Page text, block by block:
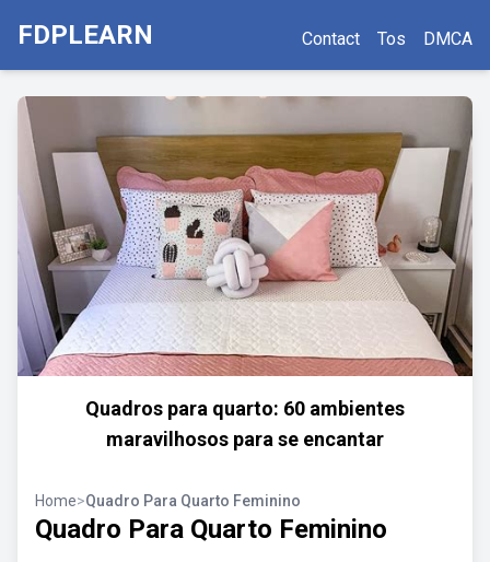
FDPLEARN Contact Tos DMCA
Quadros para quarto: 60 ambientes
maravilhosos para se encantar
Home>Quadro Para Quarto Feminino
Quadro Para Quarto Feminino